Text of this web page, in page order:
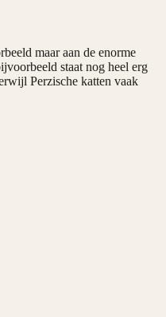
maar aan de enorme
staat nog heel erg
Perzische katten vaak